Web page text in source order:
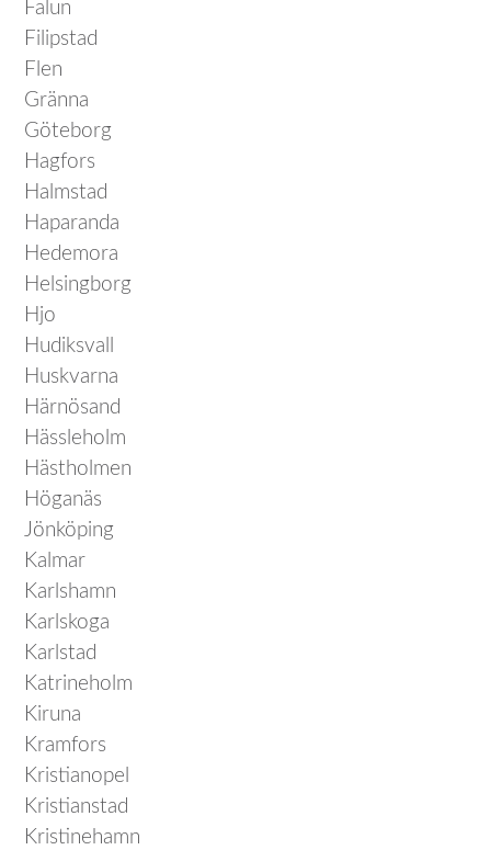
Falun
Filipstad
Flen
Gränna
Göteborg
Hagfors
Halmstad
Haparanda
Hedemora
Helsingborg
Hjo
Hudiksvall
Huskvarna
Härnösand
Hässleholm
Hästholmen
Höganäs
Jönköping
Kalmar
Karlshamn
Karlskoga
Karlstad
Katrineholm
Kiruna
Kramfors
Kristianopel
Kristianstad
Kristinehamn